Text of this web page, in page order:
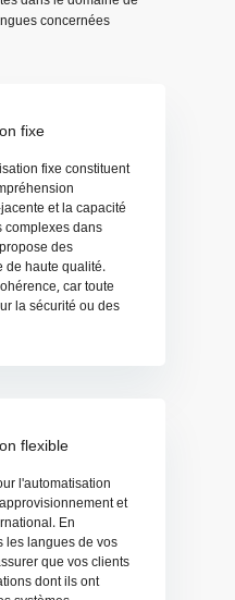
fixe
fixe constituent
et la capacité
dans
des
de haute qualité.
car toute
la sécurité ou des
flexible
l'automatisation
et
En
les langues de vos
que vos clients
dont ils ont
concernées